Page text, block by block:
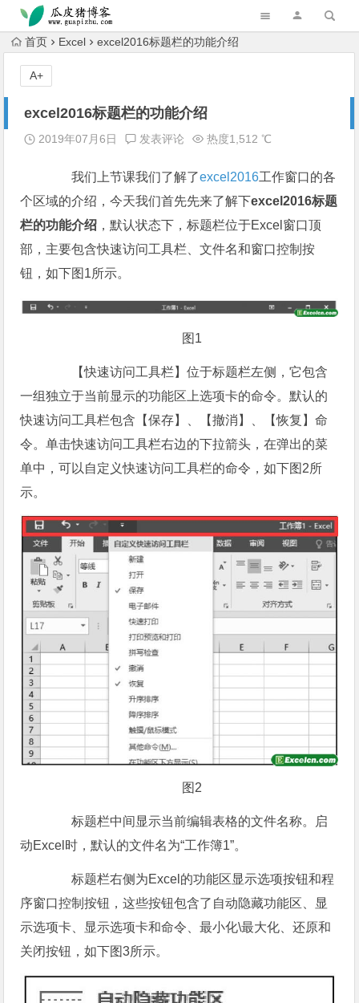
跳转到主内容
首页 Excel excel2016标题栏的功能介绍
excel2016标题栏的功能介绍
2019年07月6日 发表评论 热度1,512 ℃
我们上节课我们了解了excel2016工作窗口的各
个区域的介绍，今天我们首先先来了解下excel2016标题
栏的功能介绍 ，默认状态下，标题栏位于Excel窗口顶
部，主要包含快速访问工具栏、文件名和窗口控制按
钮，如下图1所示。
图1
【快速访问工具栏】位于标题栏左侧，它包含
一组独立于当前显示的功能区上选项卡的命令。默认的
快速访问工具栏包含【保存】、【撤消】、【恢复】命
令。单击快速访问工具栏右边的下拉箭头，在弹出的菜
单中，可以自定义快速访问工具栏的命令，如下图2所
示。
图2
标题栏中间显示当前编辑表格的文件名称。启
动Excel时，默认的文件名为“工作簿1”。
标题栏右侧为Excel的功能区显示选项按钮和程
序窗口控制按钮，这些按钮包含了自动隐藏功能区、显
示选项卡、显示选项卡和命令、最小化\最大化、还原和
关闭按钮，如下图3所示。
A+